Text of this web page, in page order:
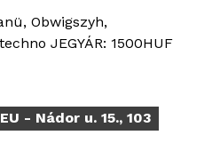
Obwigszyh,
JEGYÁR: 1500HUF
- Nádor u. 15., 103